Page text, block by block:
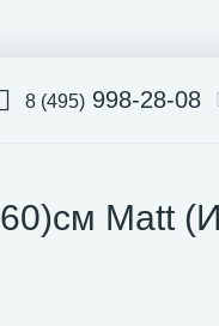
8 (495) 998-28-08
Matt